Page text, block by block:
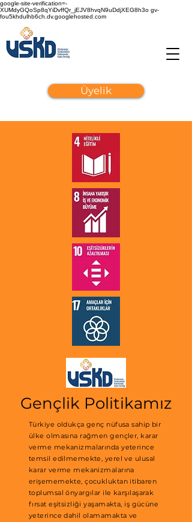
google-site-verification=-
XUMdyGQoSp8qYiDvffQr_jEJV8hvqN9uDdjXEG8h3o gv-
fou5khdulhb6ch.dv.googlehosted.com
Üyelik
Gençlik Politikamız
Türkiye oldukça genç nüfusa sahip bir
ülke olmasına rağmen gençler, karar
verme mekanizmalarında yeterince
temsil edilmemekte, yerel ve ulusal
karar verme mekanizmalarına
erişememekte, çocukluktan itibaren
toplumsal önyargılar ile karşılaşarak
fırsat eşitsizliği yaşamakta, iş gücüne
yeterince dahil olamamakta ve